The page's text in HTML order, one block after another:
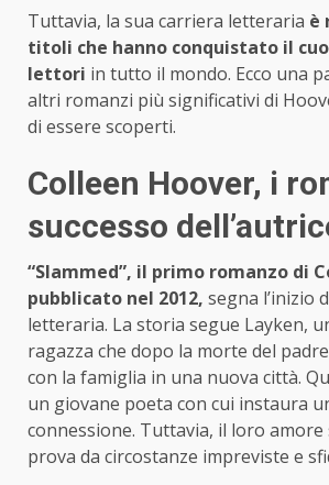
Tuttavia, la sua carriera letteraria è
titoli che hanno conquistato il
lettori in tutto il mondo. Ecco una
altri romanzi più significativi di
di essere scoperti.
Colleen Hoover, i
successo
“Slammed”, il primo romanzo di
pubblicato nel 2012, segna l’inizio
letteraria. La storia segue Layken,
ragazza che dopo la morte del
con la famiglia in una nuova città.
un giovane poeta con cui instaura
connessione. Tuttavia, il loro amore
prova da circostanze impreviste e